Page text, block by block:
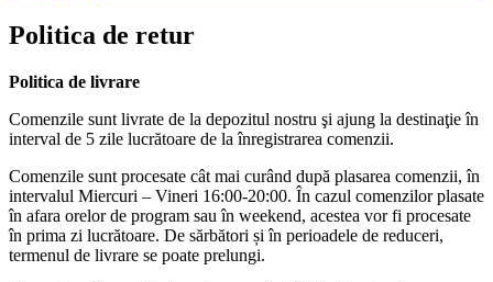
Politica de retur
Politica de livrare
Comenzile sunt livrate de la depozitul nostru şi ajung la destinaţie în
interval de 5 zile lucrătoare de la înregistrarea comenzii.
Comenzile sunt procesate cât mai curând după plasarea comenzii, în
intervalul Miercuri – Vineri 16:00-20:00. În cazul comenzilor plasate
în afara orelor de program sau în weekend, acestea vor fi procesate
în prima zi lucrătoare. De sărbători și în perioadele de reduceri,
termenul de livrare se poate prelungi.